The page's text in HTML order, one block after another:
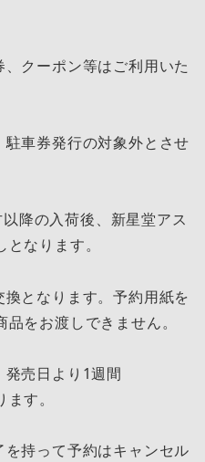
クーポン等はご利用いた
車券発行の対象外とさせ
降の入荷後、新星堂アス
なります。
となります。予約用紙を
をお渡しできません。
売日より1週間
す。
持って予約はキャンセル